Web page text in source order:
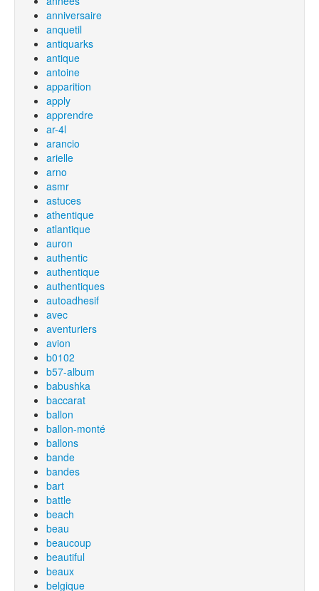
anniversaire
anquetil
antiquarks
antique
antoine
apparition
apply
apprendre
ar-4l
arancio
arielle
arno
asmr
astuces
athentique
atlantique
auron
authentic
authentique
authentiques
autoadhesif
avec
aventuriers
avion
b0102
b57-album
babushka
baccarat
ballon
ballon-monté
ballons
bande
bandes
bart
battle
beach
beau
beaucoup
beautiful
beaux
belgique